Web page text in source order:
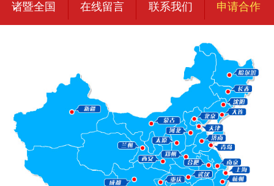
宜荣智联
在线留言
联系我们
注册
/
登录
诸暨全国 在线留言 联系我们 申请合作